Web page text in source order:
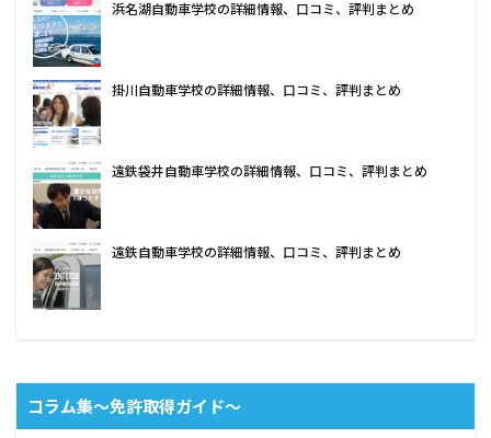
浜名湖自動車学校の詳細情報、口コミ、評判まとめ
掛川自動車学校の詳細情報、口コミ、評判まとめ
遠鉄袋井自動車学校の詳細情報、口コミ、評判まとめ
遠鉄自動車学校の詳細情報、口コミ、評判まとめ
コラム集〜免許取得ガイド〜